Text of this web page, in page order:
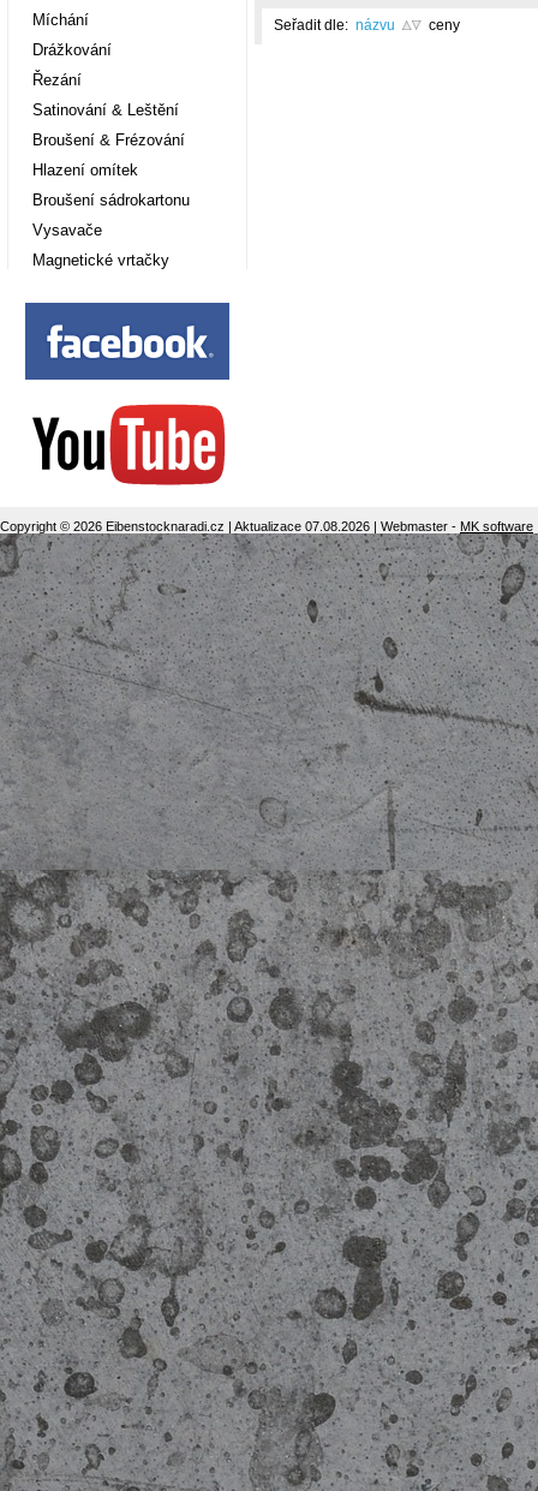
Míchání
Drážkování
Řezání
Satinování & Leštění
Broušení & Frézování
Hlazení omítek
Broušení sádrokartonu
Vysavače
Magnetické vrtačky
Seřadit dle: názvu ceny
Copyright © 2026 Eibenstocknaradi.cz | Aktualizace 07.08.2026 | Webmaster - MK software